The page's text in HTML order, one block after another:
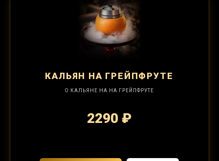
КАЛЬЯН НА ГРЕЙПФРУТЕ
О КАЛЬЯНЕ НА НА ГРЕЙПФРУТЕ
2290 ₽